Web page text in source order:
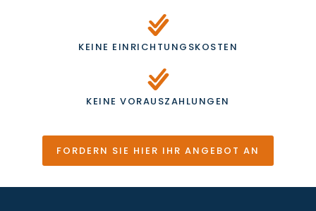
KEINE EINRICHTUNGSKOSTEN
KEINE VORAUSZAHLUNGEN
FORDERN SIE HIER IHR ANGEBOT AN